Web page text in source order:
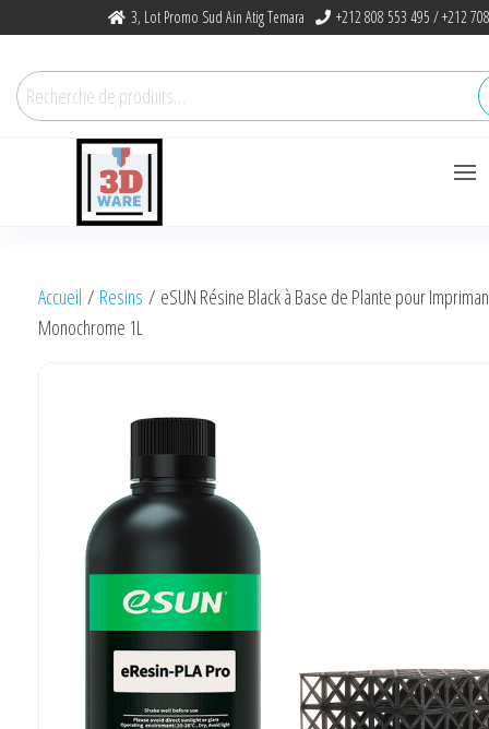
content
3, Lot Promo Sud Ain Atig Temara +212 808 553 495 / +212
Recherche
pour :
3D Printing
in Morocco
Accueil / Resins / eSUN Résine Black à Base de Plante pour
Monochrome 1L